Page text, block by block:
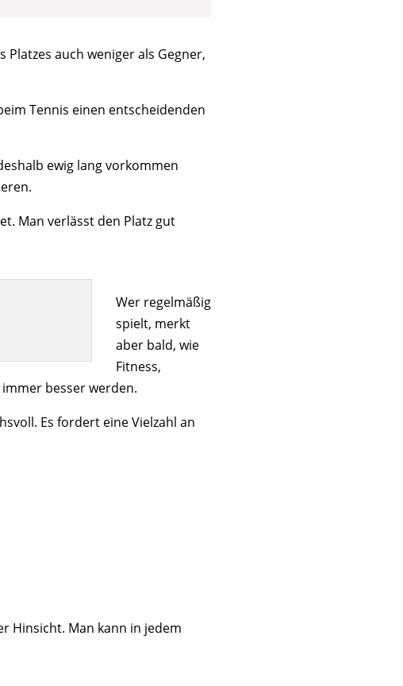
auch weniger als Gegner,
Tennis einen entscheidenden
ewig lang vorkommen
Man verlässt den Platz gut
Wer regelmäßig
spielt, merkt
aber bald, wie
Fitness,
besser werden.
Es fordert eine Vielzahl an
Hinsicht. Man kann in jedem